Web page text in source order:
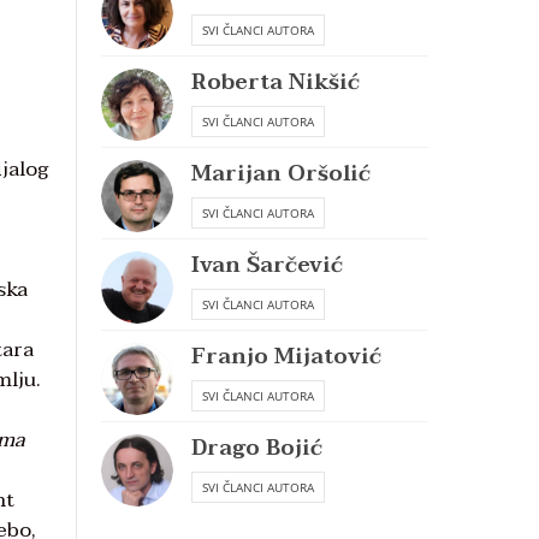
SVI ČLANCI AUTORA
Roberta Nikšić
SVI ČLANCI AUTORA
Marijan Oršolić
SVI ČLANCI AUTORA
Ivan Šarčević
SVI ČLANCI AUTORA
Franjo Mijatović
SVI ČLANCI AUTORA
Drago Bojić
SVI ČLANCI AUTORA